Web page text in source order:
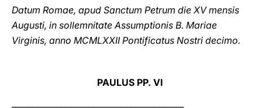
Datum Romae, apud Sanctum Petrum die XV mensis
Augusti, in sollemnitate Assumptionis B. Mariae
Virginis, anno MCMLXXII Pontificatus Nostri decimo.
PAULUS PP. VI